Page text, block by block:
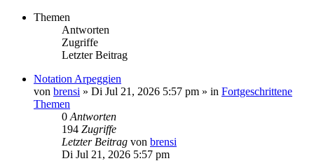
Themen
Antworten
Zugriffe
Letzter Beitrag
Notation Arpeggien
von brensi » Di Jul 21, 2026 5:57 pm » in Fortgeschrittene
Themen
0 Antworten
194 Zugriffe
Letzter Beitrag von brensi
Di Jul 21, 2026 5:57 pm